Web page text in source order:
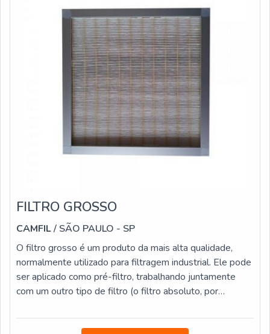
FILTRO GROSSO
CAMFIL/ SÃO PAULO - SP
O filtro grosso é um produto da mais alta qualidade,
normalmente utilizado para filtragem industrial. Ele pode
ser aplicado como pré-filtro, trabalhando juntamente
com um outro tipo de filtro (o filtro absoluto, por
filtro g3 possui capacidade exemplar de reter partículas